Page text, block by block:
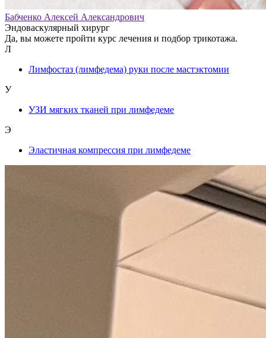
Бабченко Алексей Александрович
Эндоваскулярный хирург
Да, вы можете пройти курс лечения и подбор трикотажа.
Л
Лимфостаз (лимфедема) руки после мастэктомии
У
УЗИ мягких тканей при лимфедеме
Э
Эластичная компрессия при лимфедеме